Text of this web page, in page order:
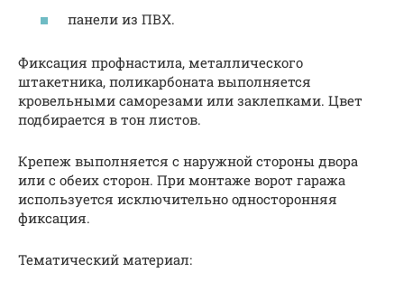
панели из ПВХ.
Фиксация профнастила, металлического
штакетника, поликарбоната выполняется
кровельными саморезами или заклепками. Цвет
подбирается в тон листов.
Крепеж выполняется с наружной стороны двора
или с обеих сторон. При монтаже ворот гаража
используется исключительно односторонняя
фиксация.
Тематический материал: